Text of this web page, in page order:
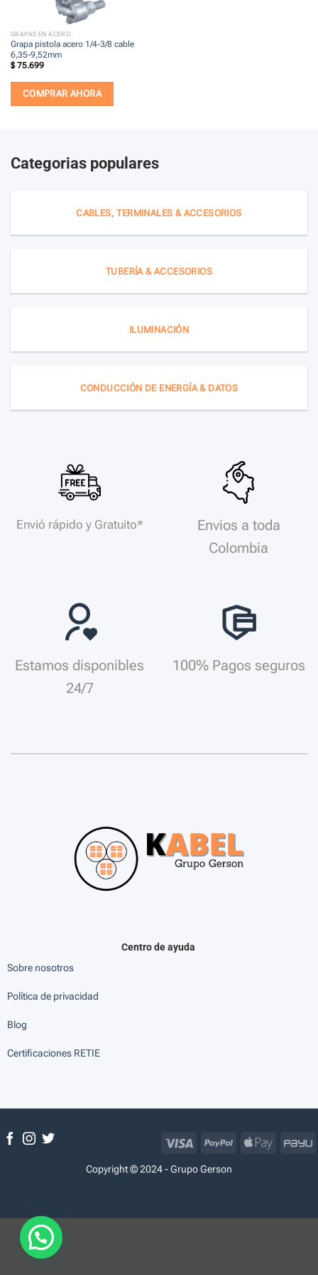
GRAPAS EN ACERO
Grapa pistola acero 1/4-3/8 cable
6,35-9,52mm
$75.699
COMPRAR AHORA
Categorias populares
CABLES, TERMINALES & ACCESORIOS
TUBERÍA & ACCESORIOS
ILUMINACIÓN
CONDUCCIÓN DE ENERGÍA & DATOS
Envió rápido y Gratuito*
Envios a toda
Colombia
Estamos disponibles
24/7
100% Pagos seguros
Centro de ayuda
Sobre nosotros
Política de privacidad
Blog
Certificaciones RETIE
Copyright © 2024 - Grupo Gerson
Visa PayPal
Apple